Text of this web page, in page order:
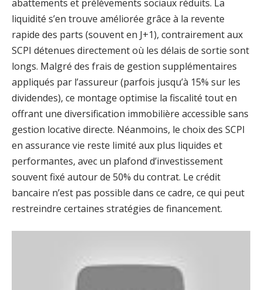
abattements et prélèvements sociaux réduits. La
liquidité s’en trouve améliorée grâce à la revente
rapide des parts (souvent en J+1), contrairement aux
SCPI détenues directement où les délais de sortie sont
longs. Malgré des frais de gestion supplémentaires
appliqués par l’assureur (parfois jusqu’à 15% sur les
dividendes), ce montage optimise la fiscalité tout en
offrant une diversification immobilière accessible sans
gestion locative directe. Néanmoins, le choix des SCPI
en assurance vie reste limité aux plus liquides et
performantes, avec un plafond d’investissement
souvent fixé autour de 50% du contrat. Le crédit
bancaire n’est pas possible dans ce cadre, ce qui peut
restreindre certaines stratégies de financement.